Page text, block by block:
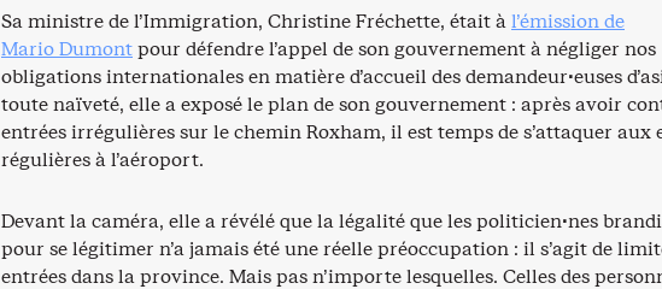
Sa ministre de l’Immigration, Christine Fréchette, était àl’émission de
Mario Dumontpour défendre l’appel de son gouvernement à négliger nos
obligations internationales en matière d’accueil des demandeur·euses
toute naïveté, elle a exposé le plan de son gouvernement : après avoir
entrées irrégulières sur le chemin Roxham, il est temps de s’attaquer aux
régulières à l’aéroport.
Devant la caméra, elle a révélé que la légalité que les politicien·nes
pour se légitimer n’a jamais été une réelle préoccupation : il s’agit de
entrées dans la province. Mais pas n’importe lesquelles. Celles des